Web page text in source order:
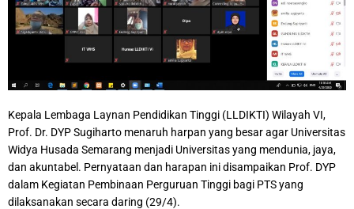
Kepala Lembaga Laynan Pendidikan Tinggi (LLDIKTI) Wilayah VI,
Prof. Dr. DYP Sugiharto menaruh harpan yang besar agar Universitas
Widya Husada Semarang menjadi Universitas yang mendunia, jaya,
dan akuntabel. Pernyataan dan harapan ini disampaikan Prof. DYP
dalam Kegiatan Pembinaan Perguruan Tinggi bagi PTS yang
dilaksanakan secara daring (29/4).